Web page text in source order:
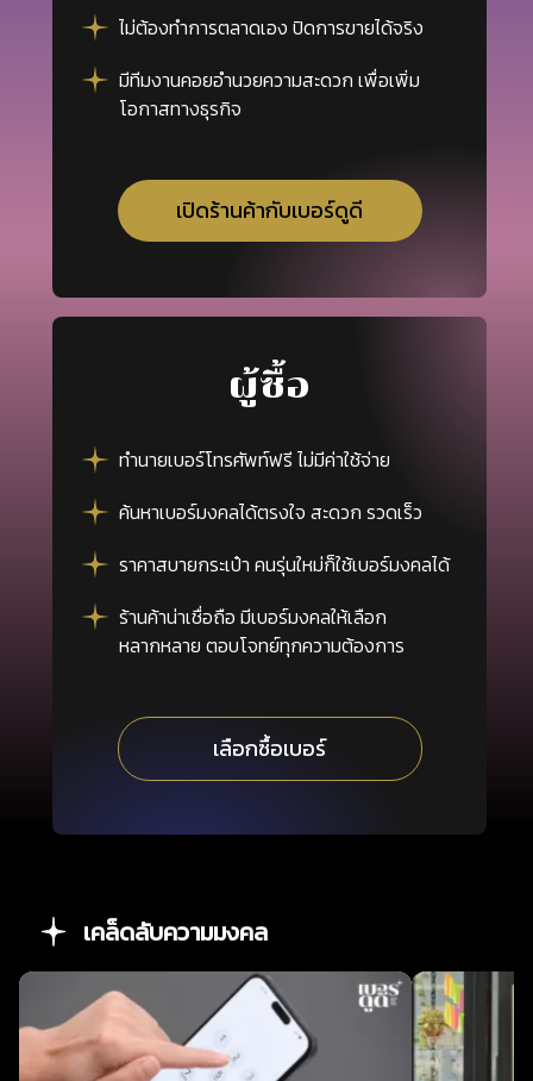
ไม่ต้องทำการตลาดเอง ปิดการขายได้จริง
มีทีมงานคอยอำนวยความสะดวก เพื่อเพิ่ม
โอกาสทางธุรกิจ
เปิดร้านค้ากับเบอร์ดูดี
ผู้ซื้อ
ทำนายเบอร์โทรศัพท์ฟรี ไม่มีค่าใช้จ่าย
ค้นหาเบอร์มงคลได้ตรงใจ สะดวก รวดเร็ว
ราคาสบายกระเป๋า คนรุ่นใหม่ก็ใช้เบอร์มงคลได้
ร้านค้าน่าเชื่อถือ มีเบอร์มงคลให้เลือก
หลากหลาย ตอบโจทย์ทุกความต้องการ
เลือกซื้อเบอร์
เคล็ดลับความมงคล